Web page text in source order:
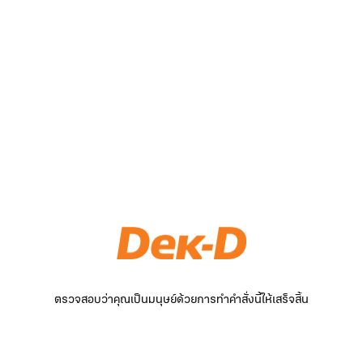
ตรวจสอบว่าคุณเป็นมนุษย์ด้วยการทำคำสั่งนี้ให้เสร็จสิ้น